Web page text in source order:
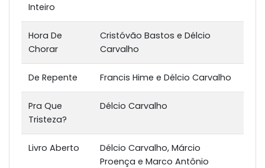
Inteiro
Hora De
Chorar
Cristóvão Bastos e Délcio
Carvalho
De Repente Francis Hime e Délcio Carvalho
Pra Que
Tristeza?
Délcio Carvalho
Livro Aberto
Délcio Carvalho, Márcio
Proença e Marco Antônio